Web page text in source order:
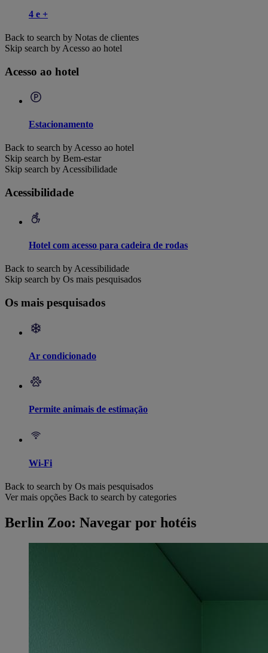
4 e +
Back to search by Notas de clientes
Skip search by Acesso ao hotel
Acesso ao hotel
Estacionamento
Back to search by Acesso ao hotel
Skip search by Bem-estar
Skip search by Acessibilidade
Acessibilidade
Hotel com acesso para cadeira de rodas
Back to search by Acessibilidade
Skip search by Os mais pesquisados
Os mais pesquisados
Ar condicionado
Permite animais de estimação
Wi-Fi
Back to search by Os mais pesquisados
Ver mais opções Back to search by categories
Berlin Zoo: Navegar por hotéis